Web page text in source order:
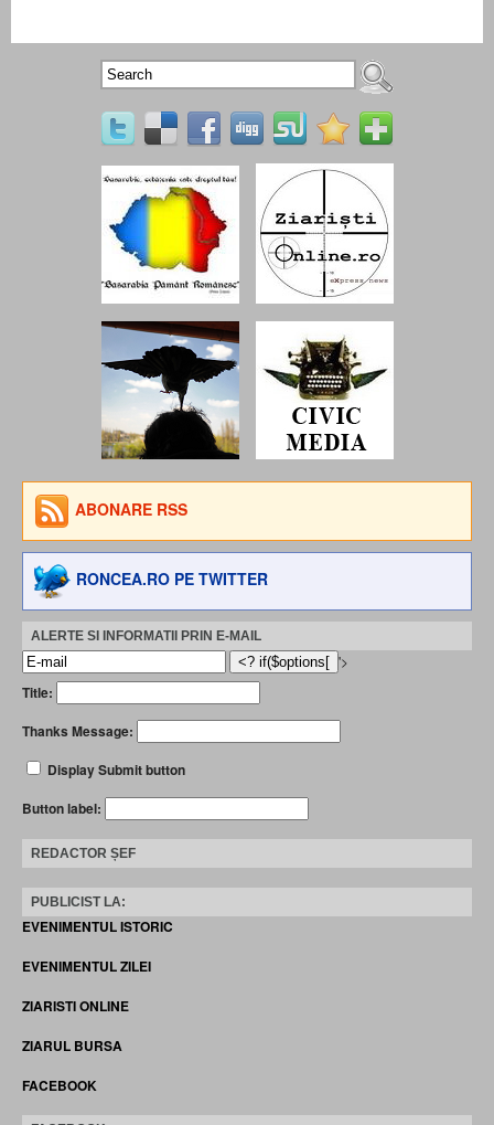
ABONARE RSS
RONCEA.RO PE TWITTER
ALERTE SI INFORMATII PRIN E-MAIL
'>
Title:
Thanks Message:
Display Submit button
Button label:
REDACTOR ȘEF
PUBLICIST LA:
EVENIMENTUL ISTORIC
EVENIMENTUL ZILEI
ZIARISTI ONLINE
ZIARUL BURSA
FACEBOOK